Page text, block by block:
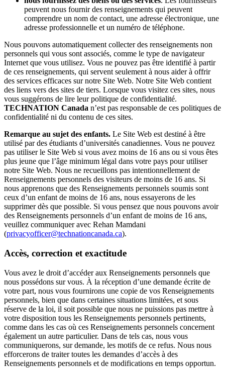
peuvent nous fournir des renseignements qui peuvent
comprendre un nom de contact, une adresse électronique, une
adresse professionnelle et un numéro de téléphone.
Nous pouvons automatiquement collecter des renseignements non
personnels qui vous sont associés, comme le type de navigateur
Internet que vous utilisez. Vous ne pouvez pas être identifié à partir
de ces renseignements, qui servent seulement à nous aider à offrir
des services efficaces sur notre Site Web. Notre Site Web contient
des liens vers des sites de tiers. Lorsque vous visitez ces sites, nous
vous suggérons de lire leur politique de confidentialité.
TECHNATION Canada n’est pas responsable de ces politiques de
confidentialité ni du contenu de ces sites.
Remarque au sujet des enfants. Le Site Web est destiné à être
utilisé par des étudiants d’universités canadiennes. Vous ne pouvez
pas utiliser le Site Web si vous avez moins de 16 ans ou si vous êtes
plus jeune que l’âge minimum légal dans votre pays pour utiliser
notre Site Web. Nous ne recueillons pas intentionnellement de
Renseignements personnels des visiteurs de moins de 16 ans. Si
nous apprenons que des Renseignements personnels soumis sont
ceux d’un enfant de moins de 16 ans, nous essayerons de les
supprimer dès que possible. Si vous pensez que nous pouvons avoir
des Renseignements personnels d’un enfant de moins de 16 ans,
veuillez communiquer avec Rehan Mamdani
(privacyofficer@technationcanada.ca).
Accès, correction et exactitude
Vous avez le droit d’accéder aux Renseignements personnels que
nous possédons sur vous. À la réception d’une demande écrite de
votre part, nous vous fournirons une copie de vos Renseignements
personnels, bien que dans certaines situations limitées, et sous
réserve de la loi, il soit possible que nous ne puissions pas mettre à
votre disposition tous les Renseignements personnels pertinents,
comme dans les cas où ces Renseignements personnels concernent
également un autre particulier. Dans de tels cas, nous vous
communiquerons, sur demande, les motifs de ce refus. Nous nous
efforcerons de traiter toutes les demandes d’accès à des
Renseignements personnels et de modifications en temps opportun.